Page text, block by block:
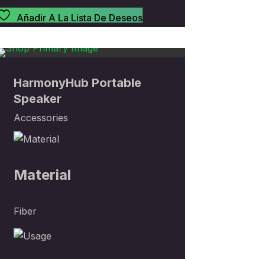
Añadir A La Lista De Deseos
Out
Out
Out
HarmonyHub Portable
Speaker
Accessories
Material
Fiber